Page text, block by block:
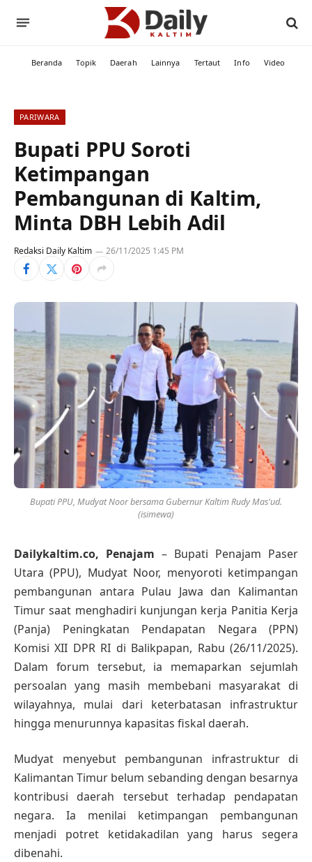
Beranda Topik Daerah Lainnya Tertaut Info Video
PARIWARA
Bupati PPU Soroti
Ketimpangan
Pembangunan di Kaltim,
Minta DBH Lebih Adil
Redaksi Daily Kaltim 26/11/2025 1:45 PM
Bupati PPU, Mudyat Noor bersama Gubernur Kaltim Rudy Mas'ud.
(isimewa)
Dailykaltim.co, Penajam – Bupati Penajam Paser
Utara (PPU), Mudyat Noor, menyoroti ketimpangan
pembangunan antara Pulau Jawa dan Kalimantan
Timur saat menghadiri kunjungan kerja Panitia Kerja
(Panja) Peningkatan Pendapatan Negara (PPN)
Komisi XII DPR RI di Balikpapan, Rabu (26/11/2025).
Dalam forum tersebut, ia memaparkan sejumlah
persoalan yang masih membebani masyarakat di
wilayahnya, mulai dari keterbatasan infrastruktur
hingga menurunnya kapasitas fiskal daerah.
Mudyat menyebut pembangunan infrastruktur di
Kalimantan Timur belum sebanding dengan besarnya
kontribusi daerah tersebut terhadap pendapatan
negara. Ia menilai ketimpangan pembangunan
menjadi potret ketidakadilan yang harus segera
dibenahi.